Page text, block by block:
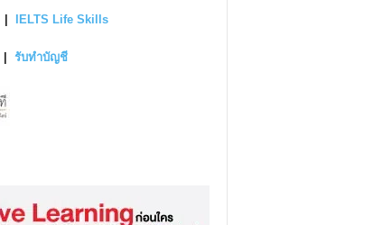
IELTS Life Skills
รับทำบัญชี